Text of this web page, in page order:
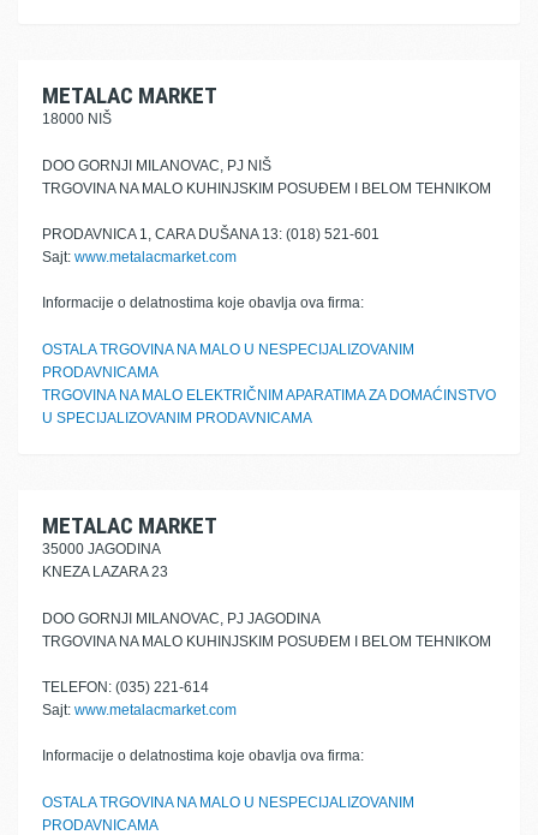
METALAC MARKET
18000 NIŠ
DOO GORNJI MILANOVAC, PJ NIŠ
TRGOVINA NA MALO KUHINJSKIM POSUĐEM I BELOM TEHNIKOM
PRODAVNICA 1, CARA DUŠANA 13: (018) 521-601
Sajt: www.metalacmarket.com
Informacije o delatnostima koje obavlja ova firma:
OSTALA TRGOVINA NA MALO U NESPECIJALIZOVANIM
PRODAVNICAMA
TRGOVINA NA MALO ELEKTRIČNIM APARATIMA ZA DOMAĆINSTVO
U SPECIJALIZOVANIM PRODAVNICAMA
METALAC MARKET
35000 JAGODINA
KNEZA LAZARA 23
DOO GORNJI MILANOVAC, PJ JAGODINA
TRGOVINA NA MALO KUHINJSKIM POSUĐEM I BELOM TEHNIKOM
TELEFON: (035) 221-614
Sajt: www.metalacmarket.com
Informacije o delatnostima koje obavlja ova firma:
OSTALA TRGOVINA NA MALO U NESPECIJALIZOVANIM
PRODAVNICAMA